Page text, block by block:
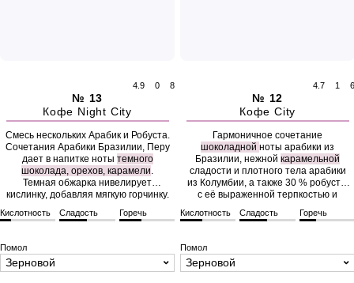
4.9 0 8
№ 13
Кофе Night City
Смесь нескольких Арабик и Робуста.
Сочетания Арабики Бразилии, Перу
дает в напитке ноты темного
шоколада, орехов, карамели.
Темная обжарка нивелирует
кислинку, добавляя мягкую горчинку.
Кислотность Сладость Горечь
Помол
Зерновой
4.7 1 6
№ 12
Кофе City
Гармоничное сочетание
шоколадной ноты арабики из
Бразилии, нежной карамельной
сладости и плотного тела арабики
из Колумбии, а также 30 % робусты
с её выраженной терпкостью и
Кислотность Сладость Горечь
Помол
Зерновой